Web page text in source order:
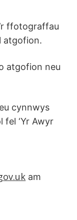
ffotograffau
atgofion.
atgofion neu
cynnwys
fel ‘Yr Awyr
am